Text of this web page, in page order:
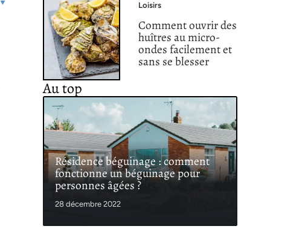
Loisirs
Comment ouvrir des
huîtres au micro-
ondes facilement et
sans se blesser
Au top
Résidence béguinage : comment
fonctionne un béguinage pour
personnes âgées ?
28 décembre 2022